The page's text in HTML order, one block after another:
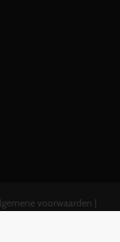
voorwaarden |